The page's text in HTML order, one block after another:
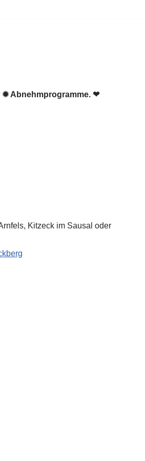
✹ Abnehmprogramme. ❤